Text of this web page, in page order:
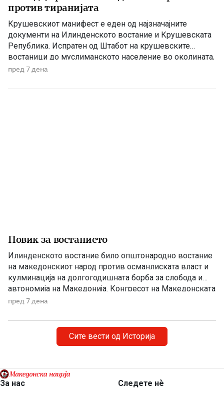
против тиранијата
Крушевскиот манифест е еден од најзначајните
документи на Илинденското востание и Крушевската
Република. Испратен од Штабот на крушевските
востаници до муслиманското население во околината,
тој претставува повик за заедничка борба против
верата и народноста. Крушевскиот манифест Браќа
пред 7 дена
Повик за востанието
Илинденското востание било општонародно востание
на македонскиот народ против османлиската власт и
кулминација на долгогодишната борба за слобода и
автономија на Македонија. Конгресот на Македонската
револуционерна организација, одржан во Солун, донел
што неговото започнување и водење им биле
препуштени на окружните комитети. Конгресот на
Битолскиот револуционерен округ, […]
пред 7 дена
Сите вести од Историја
За нас
Следете нѐ